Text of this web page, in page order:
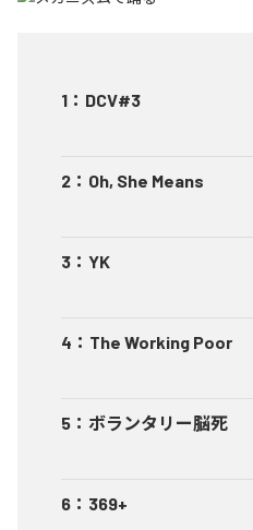
1 ： DCV#3
2 ： Oh, She Means
3 ： YK
4 ： The Working Poor
5 ： ボランタリー脳死
6 ： 369+